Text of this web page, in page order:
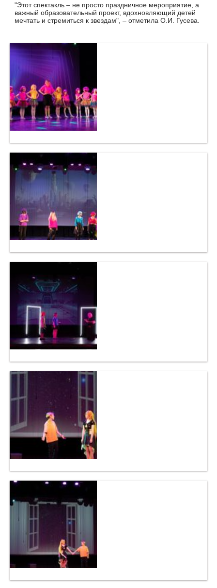
"Этот спектакль – не просто праздничное мероприятие, а
важный образовательный проект, вдохновляющий детей
мечтать и стремиться к звездам", – отметила О.И. Гусева.